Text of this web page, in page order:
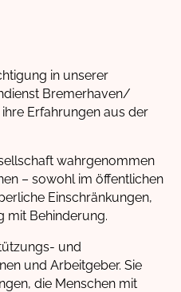
in unserer
Bremerhaven/
Erfahrungen aus der
wahrgenommen
– sowohl im öffentlichen
Einschränkungen,
mit Behinderung.
und
und Arbeitgeber. Sie
die Menschen mit